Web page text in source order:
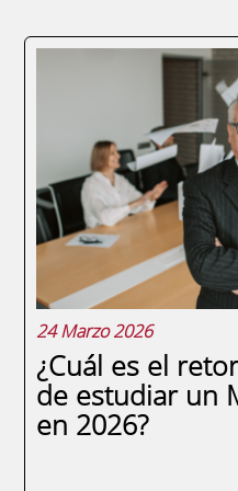
Si alguna vez te has
emprender, pero
el Erasmus para
puede ser
buscando. No es
curso online con
aprender...
24 Marzo 2026
¿Cuál es el
de estudiar un
en 2026?